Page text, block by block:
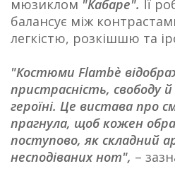
мюзиклом "Кабаре". Її
балансує між
легкістю, розкішшю та
"Костюми Flambè
пристрасність, свободу
героїні. Це вистава про
прагнула, щоб кожен
поступово, як складний
несподіваних нот", –